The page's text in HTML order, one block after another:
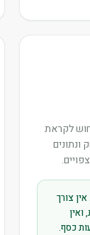
לקראת
צורך
כסף.